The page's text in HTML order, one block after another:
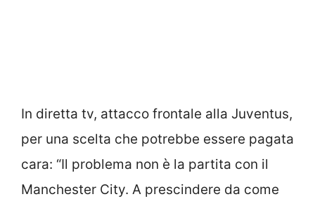
In diretta tv, attacco frontale alla Juventus,
per una scelta che potrebbe essere pagata
cara: “Il problema non è la partita con il
Manchester City. A prescindere da come